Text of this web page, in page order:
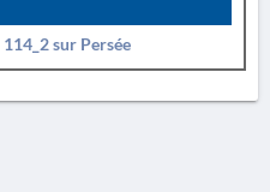
sur Persée